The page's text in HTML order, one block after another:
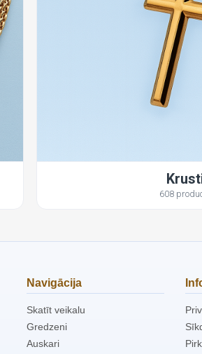
608
Navigācija
Skatīt veikalu
Gredzeni
Auskari